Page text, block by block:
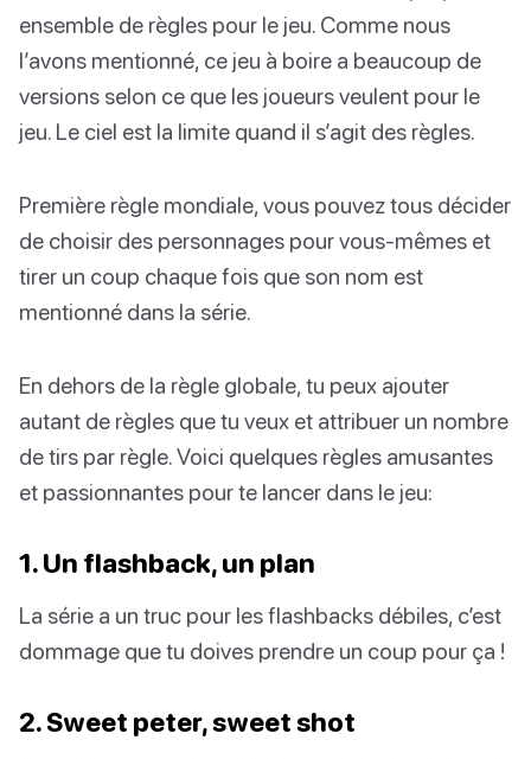
ensemble de règles pour le jeu. Comme nous
l’avons mentionné, ce jeu à boire a beaucoup de
versions selon ce que les joueurs veulent pour le
jeu. Le ciel est la limite quand il s’agit des règles.
Première règle mondiale, vous pouvez tous décider
de choisir des personnages pour vous-mêmes et
tirer un coup chaque fois que son nom est
mentionné dans la série.
En dehors de la règle globale, tu peux ajouter
autant de règles que tu veux et attribuer un nombre
de tirs par règle. Voici quelques règles amusantes
et passionnantes pour te lancer dans le jeu:
1. Un flashback, un plan
La série a un truc pour les flashbacks débiles, c’est
dommage que tu doives prendre un coup pour ça !
2. Sweet peter, sweet shot